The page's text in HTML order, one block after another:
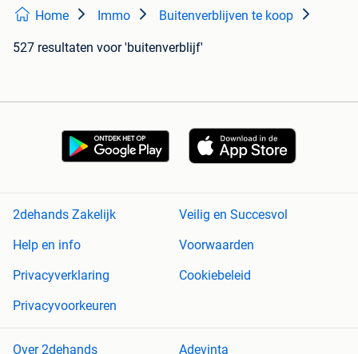
Home Immo Buitenverblijven te koop
527 resultaten voor 'buitenverblijf'
2dehands Zakelijk
Veilig en Succesvol
Help en info
Voorwaarden
Privacyverklaring
Cookiebeleid
Privacyvoorkeuren
Over 2dehands Adevinta